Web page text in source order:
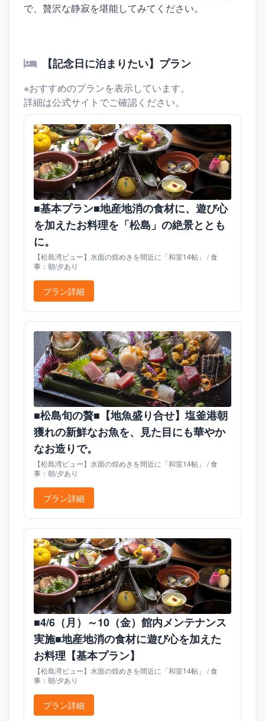
で、贅沢な静寂を堪能してみてください。
【記念日に泊まりたい】プラン
※おすすめのプランを表示しています。
詳細は公式サイトでご確認ください。
■基本プラン■地産地消の食材に、遊び心
を加えたお料理を「松島」の絶景ととも
に。
【松島湾ビュー】水面の煌めきを間近に「和室14帖」 / 食
事：朝/夕あり
プラン詳細
■松島旬の贅■【地魚盛り合せ】塩釜港朝
獲れの新鮮なお魚を、見た目にも華やか
なお造りで。
【松島湾ビュー】水面の煌めきを間近に「和室14帖」 / 食
事：朝/夕あり
プラン詳細
■4/6（月）～10（金）館内メンテナンス
実施■地産地消の食材に遊び心を加えた
お料理【基本プラン】
【松島湾ビュー】水面の煌めきを間近に「和室14帖」 / 食
事：朝/夕あり
プラン詳細